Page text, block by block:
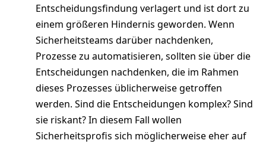
Entscheidungsfindung verlagert und ist dort zu
einem größeren Hindernis geworden. Wenn
Sicherheitsteams darüber nachdenken,
Prozesse zu automatisieren, sollten sie über die
Entscheidungen nachdenken, die im Rahmen
dieses Prozesses üblicherweise getroffen
werden. Sind die Entscheidungen komplex? Sind
sie riskant? In diesem Fall wollen
Sicherheitsprofis sich möglicherweise eher auf